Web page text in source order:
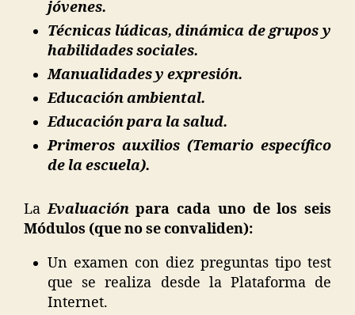
jóvenes.
Técnicas lúdicas, dinámica de grupos y
habilidades sociales.
Manualidades y expresión.
Educación ambiental.
Educación para la salud.
Primeros auxilios (Temario específico
de la escuela).
LaEvaluaciónpara cada uno de los seis
Módulos (que no se convaliden):
Un examen con diez preguntas tipo test
que se realiza desde la Plataforma de
Internet.